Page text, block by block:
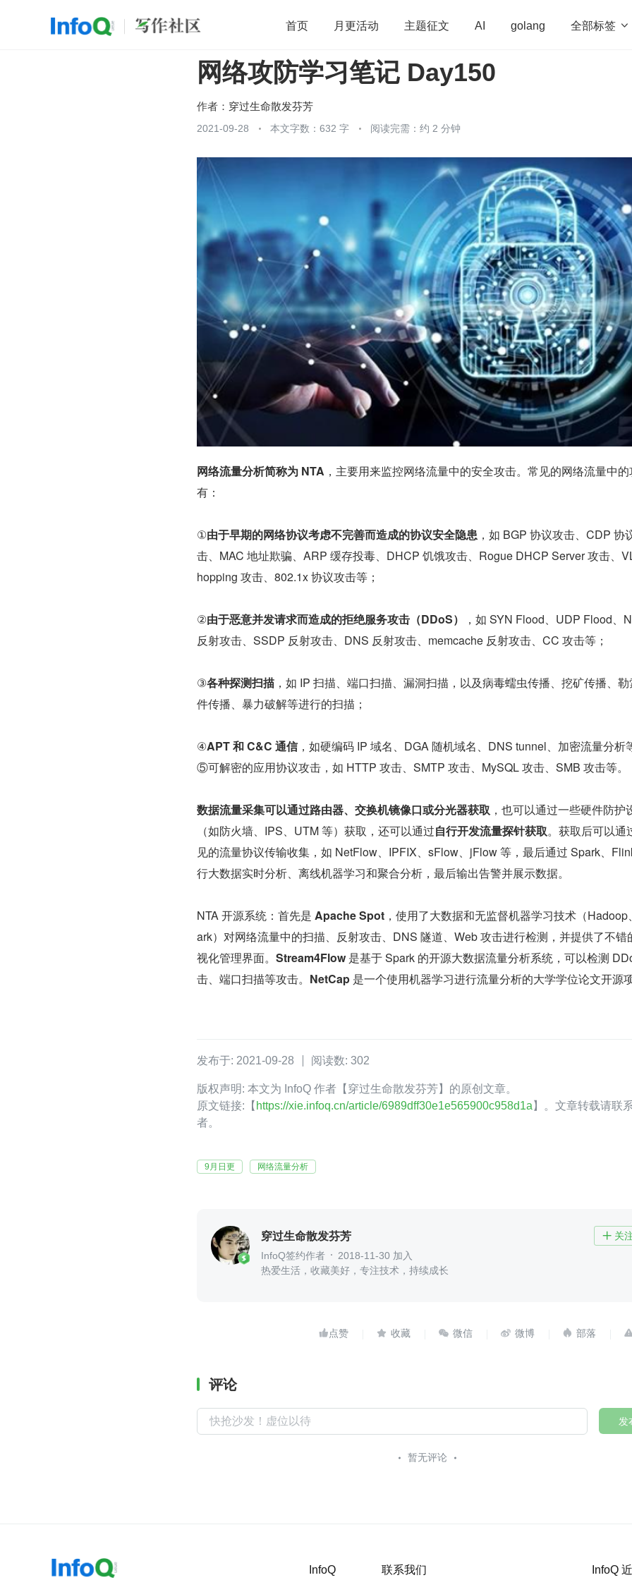
首页 月更活动 主题征文 AI golang 全部标签 
开源 架构 OpenHarmony 算法 学习方法
团队管理 程序员
网络攻防学习笔记 Day150
作者： 穿过生命散发芬芳
2021-09-28 本文字数：632 字 阅读完需：约 2 分钟
网络流量分析简称为 NTA ，主要用来监控网络流量中的安全攻击。常见的网络流量中
有：
①由于早期的网络协议考虑不完善而造成的协议安全隐患 ，如 BGP 协议攻击、CDP 协
击、MAC 地址欺骗、ARP 缓存投毒、DHCP 饥饿攻击、Rogue DHCP Server 攻击、
hopping 攻击、802.1x 协议攻击等；
②由于恶意并发请求而造成的拒绝服务攻击（DDoS）
，如 SYN Flood、UDP Flood、
反射攻击、SSDP 反射攻击、DNS 反射攻击、memcache 反射攻击、CC 攻击等；
③各种探测扫描 ，如 IP 扫描、端口扫描、漏洞扫描，以及病毒蠕虫传播、挖矿传播、
件传播、暴力破解等进行的扫描；
④APT 和 C&C 通信，如硬编码 IP 域名、DGA 随机域名、DNS tunnel、加密流量分析
⑤可解密的应用协议攻击，如 HTTP 攻击、SMTP 攻击、MySQL 攻击、SMB 攻击等。
数据流量采集可以通过路由器、交换机镜像口或分光器获取 ，也可以通过一些硬件防护
（如防火墙、IPS、UTM 等）获取，还可以通过自行开发流量探针获取。获取后可以通
见的流量协议传输收集，如 NetFlow、IPFIX、sFlow、jFlow 等，最后通过 Spark、
行大数据实时分析、离线机器学习和聚合分析，最后输出告警并展示数据。
NTA 开源系统：首先是 Apache Spot ，使用了大数据和无监督机器学习技术（Hadoop
ark）对网络流量中的扫描、反射攻击、DNS 隧道、Web 攻击进行检测，并提供了不错
视化管理界面。 Stream4Flow 是基于 Spark 的开源大数据流量分析系统，可以检测
击、端口扫描等攻击。 NetCap 是一个使用机器学习进行流量分析的大学学位论文开源项
发布于: 2021-09-28 阅读数: 302
版权声明: 本文为 InfoQ 作者【穿过生命散发芬芳】的原创文章。
原文链接:【 https://xie.infoq.cn/article/6989dff30e1e565900c958d1a 】。文章转载请联
者。
9月日更 网络流量分析
穿过生命散发芬芳  关
InfoQ签约作者
2018-11-30 加入
热爱生活，收藏美好，专注技术，持续成长
    
评论
发
暂无评论
InfoQ 联系我们 InfoQ